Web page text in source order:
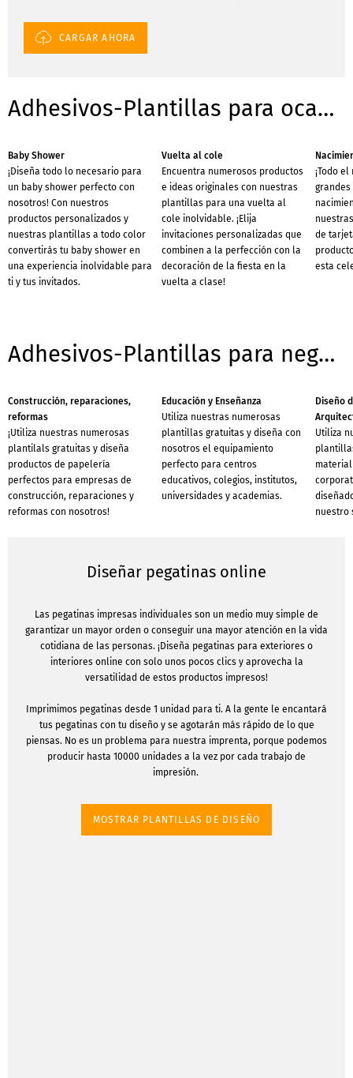
CARGAR AHORA
Adhesivos-Plantillas para ocasiones
Baby Shower
¡Diseña todo lo necesario para
un baby shower perfecto con
nosotros! Con nuestros
productos personalizados y
nuestras plantillas a todo color
convertirás tu baby shower en
una experiencia inolvidable para
ti y tus invitados.
Vuelta al cole
Encuentra numerosos productos
e ideas originales con nuestras
plantillas para una vuelta al
cole inolvidable. ¡Elija
invitaciones personalizadas que
combinen a la perfección con la
decoración de la fiesta en la
vuelta a clase!
¡Todo
grandes
de
esta
Adhesivos-Plantillas para negocios
Construcción, reparaciones,
reformas
¡Utiliza nuestras numerosas
plantilals gratuitas y diseña
productos de papelería
perfectos para empresas de
construcción, reparaciones y
reformas con nosotros!
Educación y Enseñanza
Utiliza nuestras numerosas
plantillas gratuitas y diseña con
nosotros el equipamiento
perfecto para centros
educativos, colegios, institutos,
universidades y academias.
Diseño
Utiliza
nuestro
Diseñar pegatinas online
Las pegatinas impresas individuales son un medio muy simple de
garantizar un mayor orden o conseguir una mayor atención en la vida
cotidiana de las personas. ¡Diseña pegatinas para exteriores o
interiores online con solo unos pocos clics y aprovecha la
versatilidad de estos productos impresos!
Imprimimos pegatinas desde 1 unidad para ti. A la gente le encantará
tus pegatinas con tu diseño y se agotarán más rápido de lo que
piensas. No es un problema para nuestra imprenta, porque podemos
producir hasta 10000 unidades a la vez por cada trabajo de
impresión.
MOSTRAR PLANTILLAS DE DISEÑO